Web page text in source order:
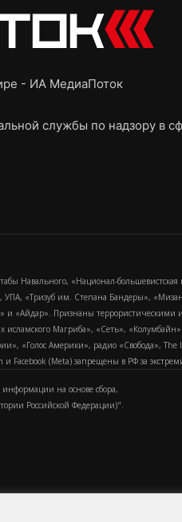
- ИА МедиаПоток
службы по надзору в
Навального, «Национал-
«Тризуб им. Степана Бандеры»,
и «Айдар». Признаны
исламского Магриба», «Сеть»,
«Голос Америки», радио «Свобода»,
(Metа) запрещены в РФ за
на основе сбора,
Российской Федерации)".